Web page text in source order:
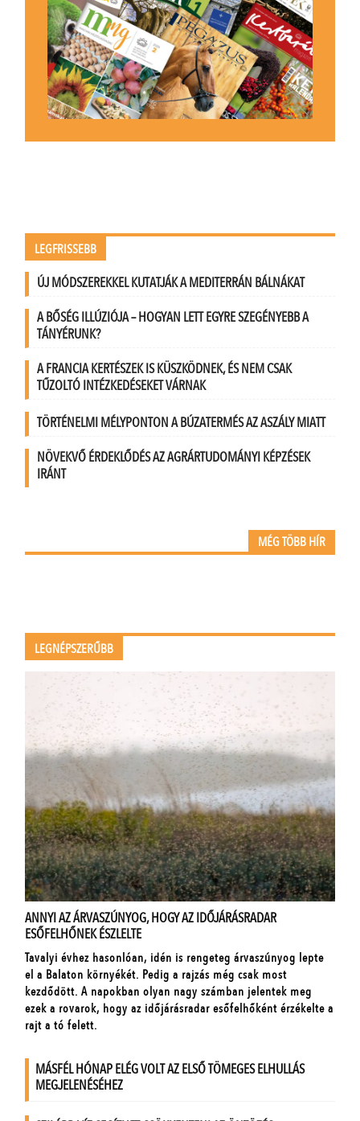
LEGFRISSEBB
ÚJ MÓDSZEREKKEL KUTATJÁK A MEDITERRÁN BÁLNÁKAT
A BŐSÉG ILLÚZIÓJA – HOGYAN LETT EGYRE SZEGÉNYEBB A
TÁNYÉRUNK?
A FRANCIA KERTÉSZEK IS KÜSZKÖDNEK, ÉS NEM CSAK
TŰZOLTÓ INTÉZKEDÉSEKET VÁRNAK
TÖRTÉNELMI MÉLYPONTON A BÚZATERMÉS AZ ASZÁLY MIATT
NÖVEKVŐ ÉRDEKLŐDÉS AZ AGRÁRTUDOMÁNYI KÉPZÉSEK
IRÁNT
MÉG TÖBB HÍR
LEGNÉPSZERŰBB